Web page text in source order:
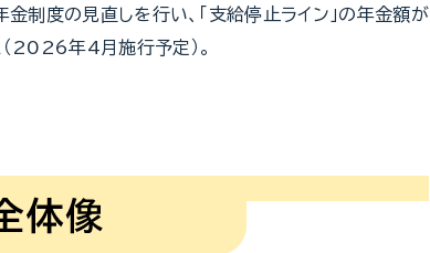
度の見直しを行い、「支給停止ライン」の年金額が
2026年4月施行予定）。